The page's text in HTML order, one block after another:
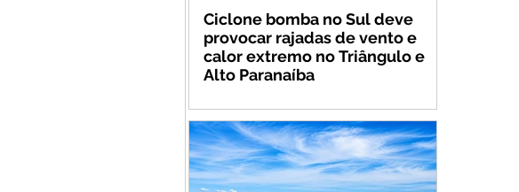
Ciclone bomba no Sul deve
provocar rajadas de vento e
calor extremo no Triângulo e
Alto Paranaíba